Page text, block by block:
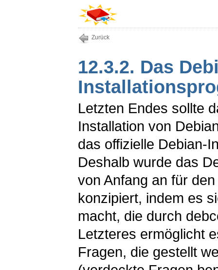
Zurück
12.3.2. Das
Letzten Endes sollte
Installation von
das offizielle Debian-
Deshalb wurde das
von Anfang an für
konzipiert, indem es
macht, die durch
Letzteres ermöglicht
Fragen, die gestellt